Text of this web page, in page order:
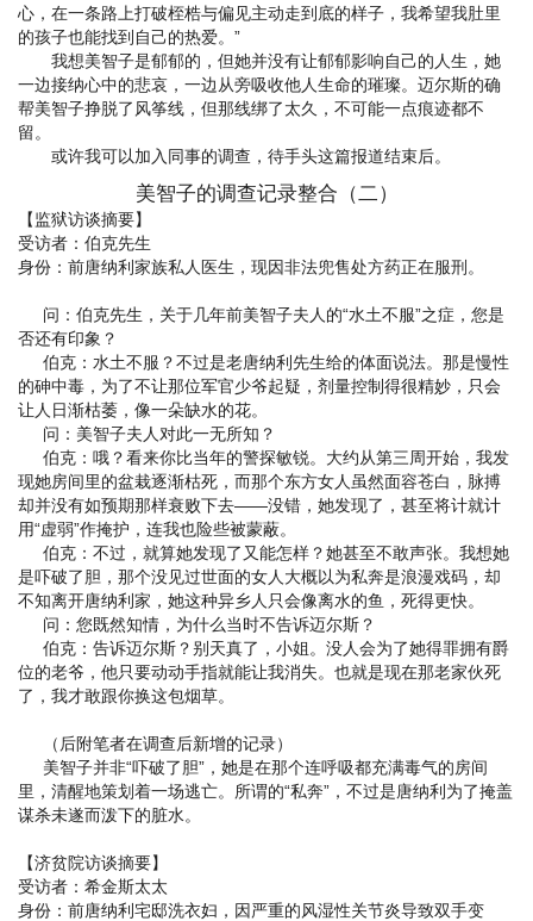
心，在一条路上打破桎梏与偏见主动走到底的样子，我希望我肚里
的孩子也能找到自己的热爱。”
我想美智子是郁郁的，但她并没有让郁郁影响自己的人生，她
一边接纳心中的悲哀，一边从旁吸收他人生命的璀璨。迈尔斯的确
帮美智子挣脱了风筝线，但那线绑了太久，不可能一点痕迹都不
留。
或许我可以加入同事的调查，待手头这篇报道结束后。
美智子的调查记录整合（二）
【监狱访谈摘要】
受访者：伯克先生
身份：前唐纳利家族私人医生，现因非法兜售处方药正在服刑。
问：伯克先生，关于几年前美智子夫人的“水土不服”之症，您是
否还有印象？
伯克：水土不服？不过是老唐纳利先生给的体面说法。那是慢性
的砷中毒，为了不让那位军官少爷起疑，剂量控制得很精妙，只会
让人日渐枯萎，像一朵缺水的花。
问：美智子夫人对此一无所知？
伯克：哦？看来你比当年的警探敏锐。大约从第三周开始，我发
现她房间里的盆栽逐渐枯死，而那个东方女人虽然面容苍白，脉搏
却并没有如预期那样衰败下去——没错，她发现了，甚至将计就计
用“虚弱”作掩护，连我也险些被蒙蔽。
伯克：不过，就算她发现了又能怎样？她甚至不敢声张。我想她
是吓破了胆，那个没见过世面的女人大概以为私奔是浪漫戏码，却
不知离开唐纳利家，她这种异乡人只会像离水的鱼，死得更快。
问：您既然知情，为什么当时不告诉迈尔斯？
伯克：告诉迈尔斯？别天真了，小姐。没人会为了她得罪拥有爵
位的老爷，他只要动动手指就能让我消失。也就是现在那老家伙死
了，我才敢跟你换这包烟草。
（后附笔者在调查后新增的记录）
美智子并非“吓破了胆”，她是在那个连呼吸都充满毒气的房间
里，清醒地策划着一场逃亡。所谓的“私奔”，不过是唐纳利为了掩盖
谋杀未遂而泼下的脏水。
【济贫院访谈摘要】
受访者：希金斯太太
身份：前唐纳利宅邸洗衣妇，因严重的风湿性关节炎导致双手变